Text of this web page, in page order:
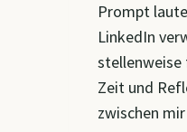
Prompt
LinkedIn
stellenweise
Zeit und
zwischen